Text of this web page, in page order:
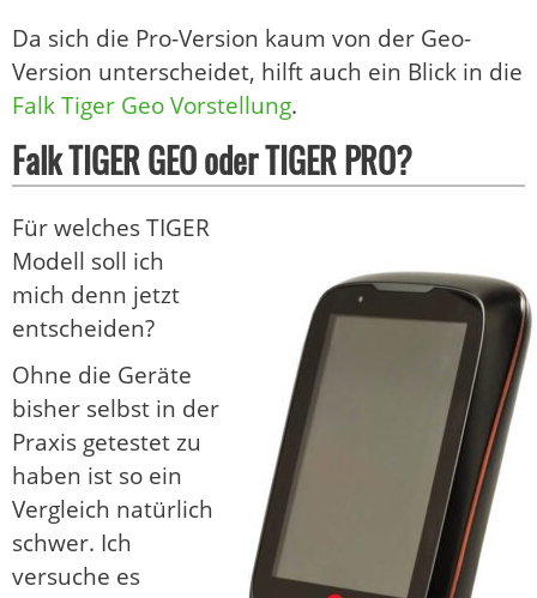
Da sich die Pro-Version kaum von der Geo-
Version unterscheidet, hilft auch ein Blick in die
Falk Tiger Geo Vorstellung.
Falk TIGER GEO oder TIGER PRO?
Für welches TIGER
Modell soll ich
mich denn jetzt
entscheiden?
Ohne die Geräte
bisher selbst in der
Praxis getestet zu
haben ist so ein
Vergleich natürlich
schwer. Ich
versuche es